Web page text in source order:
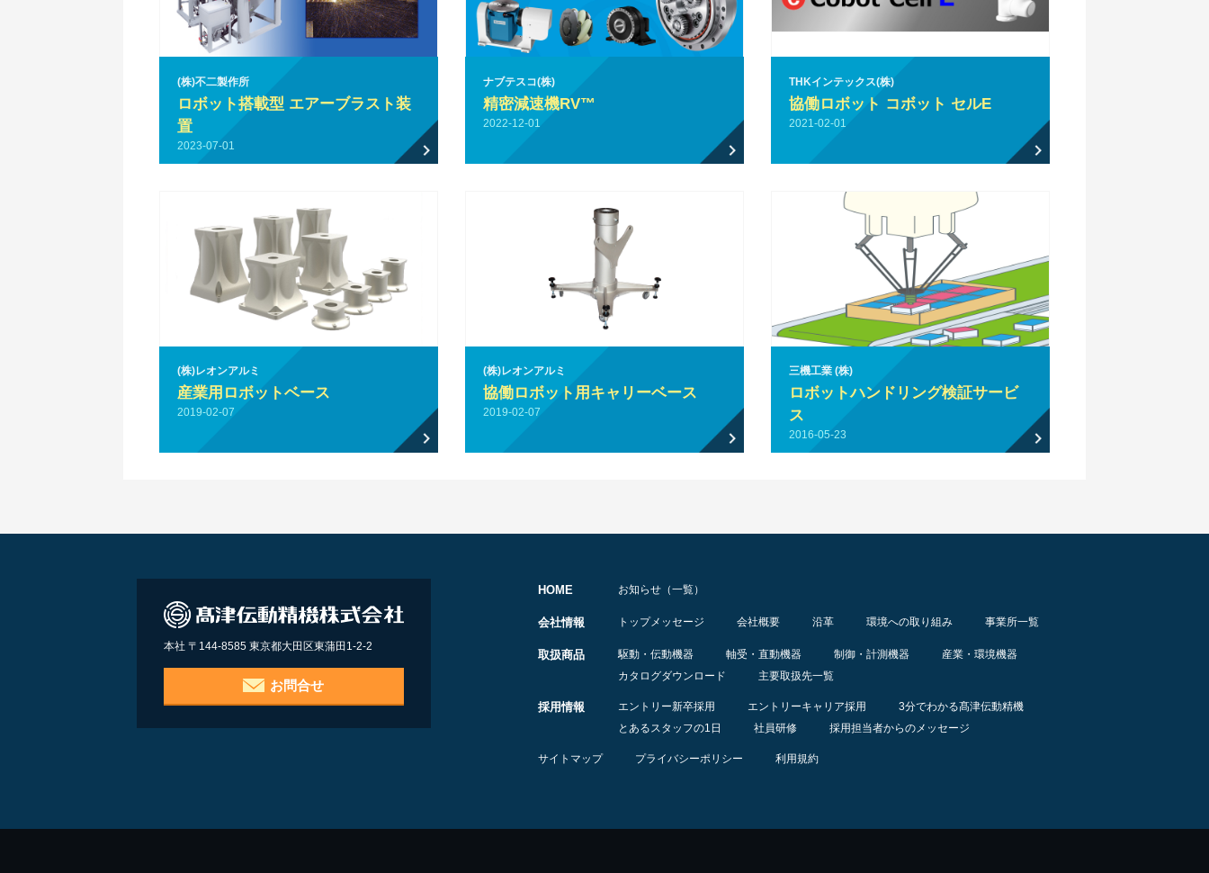
(株)不二製作所
ロボット搭載型 エアーブラスト装
置
2023-07-01
ナブテスコ(株)
精密減速機RV™
2022-12-01
THKインテックス(株)
協働ロボット コボット セルE
2021-02-01
(株)レオンアルミ
産業用ロボットベース
2019-02-07
(株)レオンアルミ
協働ロボット用キャリーベース
2019-02-07
三機工業 (株)
ロボットハンドリング検証サービ
ス
2016-05-23
本社 〒144-8585 東京都大田区東蒲田1-2-2
お問合せ
HOME お知らせ（一覧）
会社情報 トップメッセージ 会社概要 沿革 環境への取り組み 事業所一覧
取扱商品 駆動・伝動機器 軸受・直動機器 制御・計測機器
産業・環境機器
カタログダウンロード
主要取扱先一覧
採用情報 エントリー新卒採用 エントリーキャリア採用
3分でわかる髙津伝動精機
とあるスタッフの1日
社員研修 採用担当者からのメッセージ
サイトマップ プライバシーポリシー 利用規約